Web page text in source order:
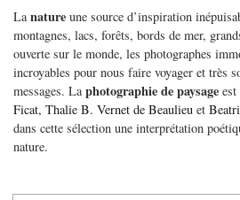
Lanature une source d’inspiration
montagnes, lacs, forêts, bords de mer,
ouverte sur le monde, les photographes
incroyables pour nous faire voyager et très
messages. Laphotographie de paysage
Ficat, Thalie B. Vernet de Beaulieu et
dans cette sélection une interprétation
nature.